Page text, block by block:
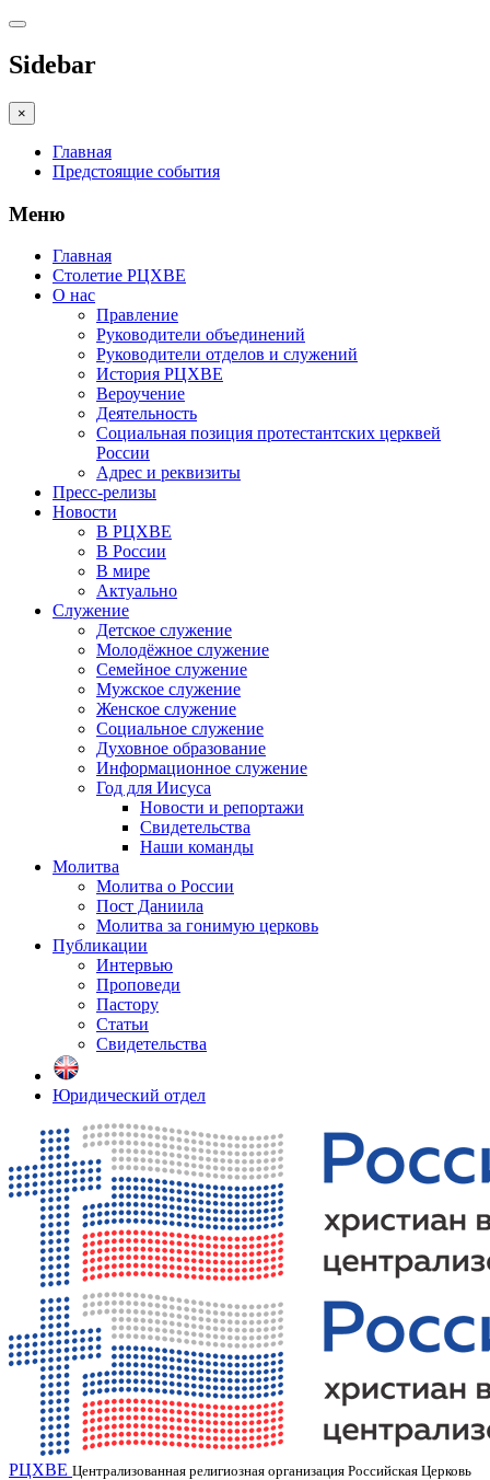
Sidebar
×
Главная
Предстоящие события
Меню
Главная
Столетие РЦХВЕ
О нас
Правление
Руководители объединений
Руководители отделов и служений
История РЦХВЕ
Вероучение
Деятельность
Социальная позиция протестантских церквей
России
Адрес и реквизиты
Пресс-релизы
Новости
В РЦХВЕ
В России
В мире
Актуально
Служение
Детское служение
Молодёжное служение
Семейное служение
Мужское служение
Женское служение
Социальное служение
Духовное образование
Информационное служение
Год для Иисуса
Новости и репортажи
Свидетельства
Наши команды
Молитва
Молитва о России
Пост Даниила
Молитва за гонимую церковь
Публикации
Интервью
Проповеди
Пастору
Статьи
Свидетельства
Юридический отдел
РЦХВЕ Централизованная религиозная организация Российская Церковь